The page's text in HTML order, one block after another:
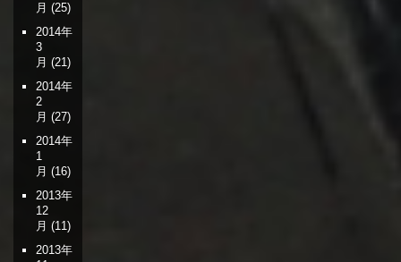
月 (25)
2014年
3
月 (21)
2014年
2
月 (27)
2014年
1
月 (16)
2013年
12
月 (11)
2013年